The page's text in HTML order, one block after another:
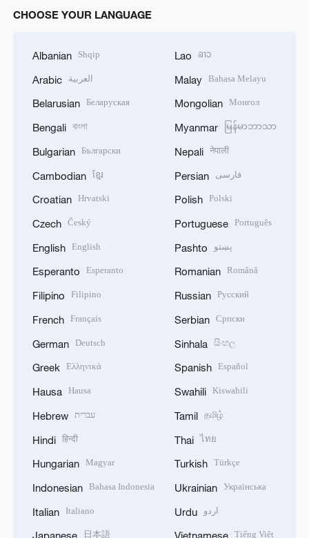
CHOOSE YOUR LANGUAGE
Albanian Shqip
Arabic العربية
Belarusian Беларуская
Bengali বাংলা
Bulgarian Български
Cambodian ខ្មែរ
Croatian Hrvatski
Czech Český
English English
Esperanto Esperanto
Filipino Filipino
French Français
German Deutsch
Greek Ελληνικά
Hausa Hausa
Hebrew עברית
Hindi हिन्दी
Hungarian Magyar
Indonesian Bahasa Indonesia
Italian Italiano
Japanese 日本語
Lao ລາວ
Malay Bahasa Melayu
Mongolian Монгол
Myanmar မြန်မာဘာသာ
Nepali नेपाली
Persian فارسی
Polish Polski
Portuguese Português
Pashto پښتو
Romanian Română
Russian Русский
Serbian Српски
Sinhala සිංහල
Spanish Español
Swahili Kiswahili
Tamil தமிழ்
Thai ไทย
Turkish Türkçe
Ukrainian Українська
Urdu اردو
Vietnamese Tiếng Việt